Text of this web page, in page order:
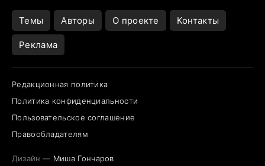
Темы Авторы О проекте Контакты
Реклама
Редакционная политика
Политика конфиденциальности
Пользовательское соглашение
Правообладателям
Дизайн — Миша Гончаров